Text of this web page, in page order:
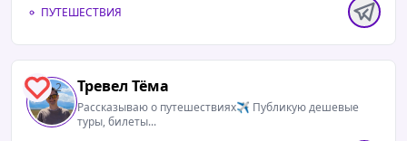
ПУТЕШЕСТВИЯ
2 Тревел Тёма
Рассказываю о путешествиях✈️ Публикую дешевые
туры, билеты...